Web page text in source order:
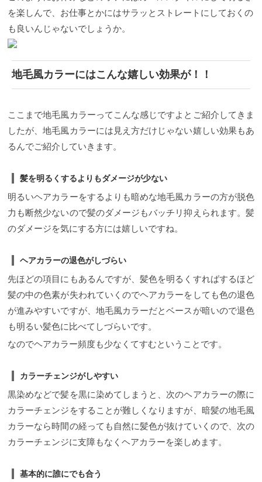
を楽しんで、お仕事とかにはサラッとストレートにしておくの
も良いんじゃないでしょうか。
地毛風カラーにはこんな嬉しい効果が！！
ここまで地毛風カラーってこんな感じですよとご紹介してきま
したが、地毛風カラーには見え方だけじゃない嬉しい効果もあ
るんでご紹介していきます。
髪を明るくするよりもダメージが少ない
明るいヘアカラーをするよりも暗めな地毛風カラーの方が脱色
力も断然少ないので髪のダメージもバッチリ抑えられます。髪
のダメージを気にする方には嬉しいですね。
ヘアカラーの退色がしづらい
先ほどの項目にもあるんですが、髪色を明るくすればするほど
髪の中の色素が失われていくのでヘアカラーをしても色の退色
が進みやすいですが、地毛風カラーだとベースが暗いので退色
も明るい髪色に比べてしづらいです。
なのでヘアカラー頻度も少なくてすむということです。
カラーチェンジがしやすい
黒染めなどで髪を黒に染めてしまうと、次のヘアカラーの際に
カラーチェンジをすることが難しくなりますが、暗髪の地毛風
カラーなら時間の経っても自然に髪色が抜けていくので、次の
カラーチェンジに支障もなくヘアカラーを楽しめます。
基本的に誰にでも合う